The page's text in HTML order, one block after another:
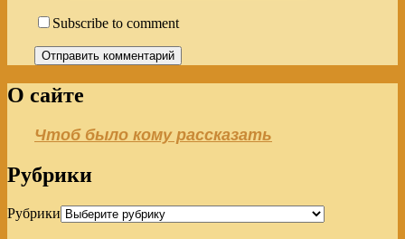
Subscribe to comment
О сайте
Чтоб было кому рассказать
Рубрики
Рубрики